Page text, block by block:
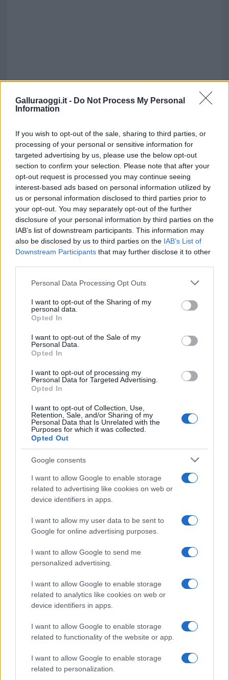
Galluraoggi.it - Do Not Process My Personal
Information
If you wish to opt-out of the sale, sharing to third parties, or
processing of your personal or sensitive information for
targeted advertising by us, please use the below opt-out
section to confirm your selection. Please note that after your
opt-out request is processed you may continue seeing
interest-based ads based on personal information utilized by
us or personal information disclosed to third parties prior to
your opt-out. You may separately opt-out of the further
disclosure of your personal information by third parties on the
IAB’s list of downstream participants. This information may
also be disclosed by us to third parties on the IAB’s List of
Downstream Participants that may further disclose it to other
Please note that this website/app uses one or more Google
not limited to your visit or usage behaviour. You may click to
grant or deny consent to Google and its third-party tags to
use your data for below specified purposes in below Google
consent section.
Personal Data Processing Opt Outs
I want to opt-out of the Sharing of my
personal data.
Opted In
I want to opt-out of the Sale of my
Personal Data.
Opted In
I want to opt-out of processing my
Personal Data for Targeted Advertising.
Opted In
I want to opt-out of Collection, Use,
Retention, Sale, and/or Sharing of my
Personal Data that Is Unrelated with the
Purposes for which it was collected.
Opted Out
Google consents
I want to allow Google to enable storage
related to advertising like cookies on web or
device identifiers in apps.
I want to allow my user data to be sent to
Google for online advertising purposes.
I want to allow Google to send me
personalized advertising.
I want to allow Google to enable storage
related to analytics like cookies on web or
device identifiers in apps.
I want to allow Google to enable storage
related to functionality of the website or app.
I want to allow Google to enable storage
related to personalization.
Vuoi rimuovere le pubblicità nazionali?
Puoi abbonarti asoli € 1,10 al mese
cliccandoqui
Sei già abbonato?
Puoi effettuare l'accesso andando nella
sezione Logindal menù del sito o
cliccandoqui
TEMI: Antonio Moro
Notizie Olbia
Ordinanze Olbia
Red Valley
Red Valley 2023
Treni Olbia
Notizie in tempo reale?
GalluraOggi.it
Inviaci le tue segnalazioni,
i tuoi video e le tue foto
Su WhatsApp al numero +39
Ricevi le nostre ultime news
daGoogle News
Condividi l'articolo